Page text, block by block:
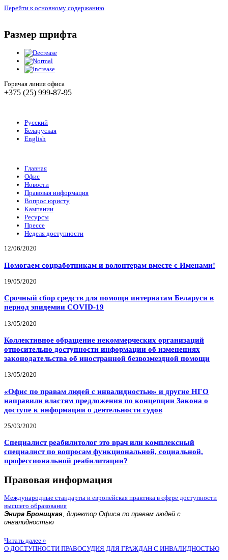
Перейти к основному содержанию
Размер шрифта
Горячая линия офиса
+375 (25) 999-87-95
Русский
Беларуская
English
Главная
Офис
Новости
Правовая информация
Вопрос юристу
Кампании
Ресурсы
Прессе
Неделя доступности
12/06/2020
Помогаем соцработникам и волонтерам вместе с Именами!
19/05/2020
Срочный сбор средств для помощи интернатам Беларуси в
период эпидемии COVID-19
13/05/2020
Коллективное обращение некоммерческих организаций
относительно доступности информации об изменениях
законодательства об иностранной безвозмездной помощи
13/05/2020
«Офис по правам людей с инвалидностью» и другие НГО
направили властям предложения по концепции Закона о
доступе к информации о деятельности судов
25/03/2020
Специалист реабилитолог это врач или комплексный
специалист по вопросам функциональной, социальной,
профессиональной реабилитации?
Правовая информация
Международные стандарты и европейская практика в сфере доступности
высшего образования
Энира Броницкая, директор Офиса по правам людей с
инвалидностью
Читать далее »
О ДОСТУПНОСТИ ПРАВОСУДИЯ ДЛЯ ГРАЖДАН С ИНВАЛИДНОСТЬЮ